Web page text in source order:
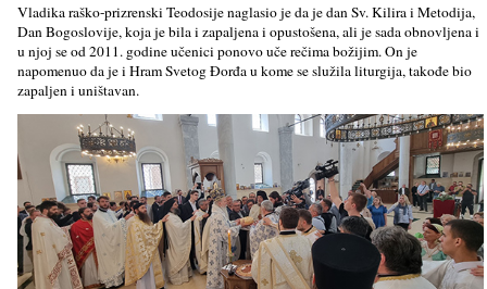
Vladika raško-prizrenski Teodosije naglasio je da je dan Sv. Kilira i Metodija,
Dan Bogoslovije, koja je bila i zapalјena i opustošena, ali je sada obnovlјena i
u njoj se od 2011. godine učenici ponovo uče rečima božijim. On je
napomenuo da je i Hram Svetog Đorđa u kome se služila liturgija, takođe bio
zapalјen i uništavan.